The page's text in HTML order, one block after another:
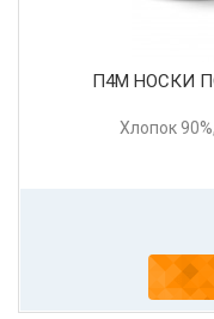
П4М НОСКИ
Хлопок